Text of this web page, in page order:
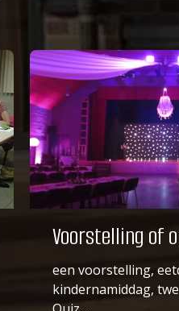
Voorstelling of
een voorstelling,
kindernamiddag,